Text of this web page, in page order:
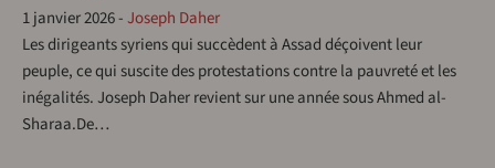
1 janvier 2026-Joseph Daher
Les dirigeants syriens qui succèdent à Assad déçoivent leur
peuple, ce qui suscite des protestations contre la pauvreté et les
inégalités. Joseph Daher revient sur une année sous Ahmed al-
Sharaa.De…